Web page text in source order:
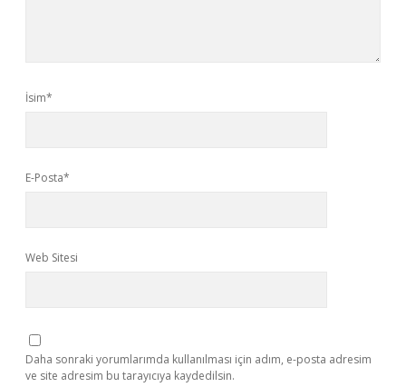
İsim*
E-Posta*
Web Sitesi
Daha sonraki yorumlarımda kullanılması için adım, e-posta adresim
ve site adresim bu tarayıcıya kaydedilsin.